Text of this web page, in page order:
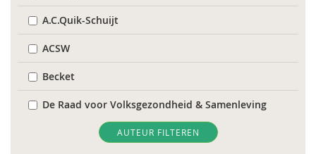
A.C.Quik-Schuijt
ACSW
Becket
De Raad voor Volksgezondheid & Samenleving
AUTEUR FILTEREN